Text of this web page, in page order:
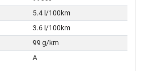
5.4 l/100km
3.6 l/100km
99 g/km
A